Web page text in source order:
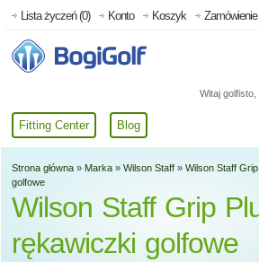
Witaj golfisto,
Fitting Center Blog
Lista życzeń (0) Konto Koszyk Zamówienie
Strona główna » Marka » Wilson Staff » Wilson Staff
golfowe
Wilson Staff Grip
rękawiczki golfowe